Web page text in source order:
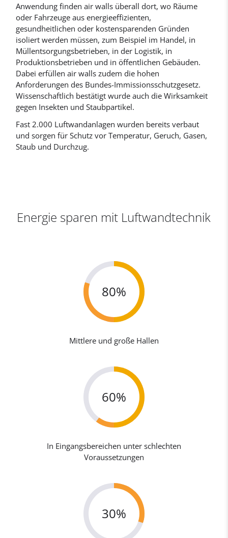
Anwendung finden air walls überall dort, wo Räume
oder Fahrzeuge aus energieeffizienten,
gesundheitlichen oder kostensparenden Gründen
isoliert werden müssen, zum Beispiel im Handel, in
Müllentsorgungsbetrieben, in der Logistik, in
Produktionsbetrieben und in öffentlichen Gebäuden.
Dabei erfüllen air walls zudem die hohen
Anforderungen des Bundes-Immissionsschutzgesetz.
Wissenschaftlich bestätigt wurde auch die Wirksamkeit
gegen Insekten und Staubpartikel.
Fast 2.000 Luftwandanlagen wurden bereits verbaut
und sorgen für Schutz vor Temperatur, Geruch, Gasen,
Staub und Durchzug.
Energie sparen mit Luftwandtechnik
80%
Mittlere und große Hallen
60%
In Eingangsbereichen unter schlechten
Voraussetzungen
30%